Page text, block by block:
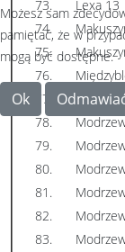
73.
Lexa 13
74.
75.
76.
77.
78.
79.
80.
81.
82.
83.
Możesz sam
pamiętać, że w
mogą być dostępne.
Ok